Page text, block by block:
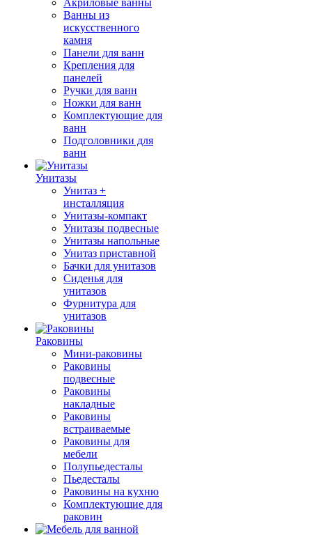
Акриловые ванны
Ванны из
искусственного
камня
Панели для ванн
Крепления для
панелей
Ручки для ванн
Ножки для ванн
Комплектующие для
ванн
Подголовники для
ванн
Унитазы
Унитаз +
инсталляция
Унитазы-компакт
Унитазы подвесные
Унитазы напольные
Унитаз приставной
Бачки для унитазов
Сиденья для
унитазов
Фурнитура для
унитазов
Раковины
Мини-раковины
Раковины
подвесные
Раковины
накладные
Раковины
встраиваемые
Раковины для
мебели
Полупьедесталы
Пьедесталы
Раковины на кухню
Комплектующие для
раковин